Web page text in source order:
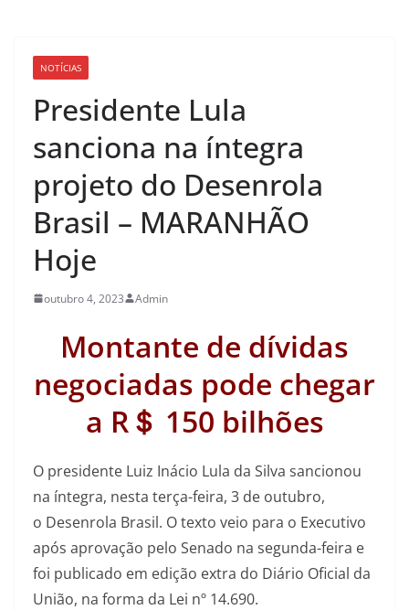
NOTÍCIAS
Presidente Lula
sanciona na íntegra
projeto do Desenrola
Brasil – MARANHÃO
Hoje
outubro 4, 2023 Admin
Montante de dívidas
negociadas pode chegar
a R＄ 150 bilhões
O presidente Luiz Inácio Lula da Silva sancionou
na íntegra, nesta terça-feira, 3 de outubro,
o Desenrola Brasil. O texto veio para o Executivo
após aprovação pelo Senado na segunda-feira e
foi publicado em edição extra do Diário Oficial da
União, na forma da Lei nº 14.690.